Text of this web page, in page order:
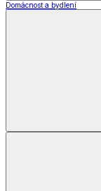
Domácnost a bydlení